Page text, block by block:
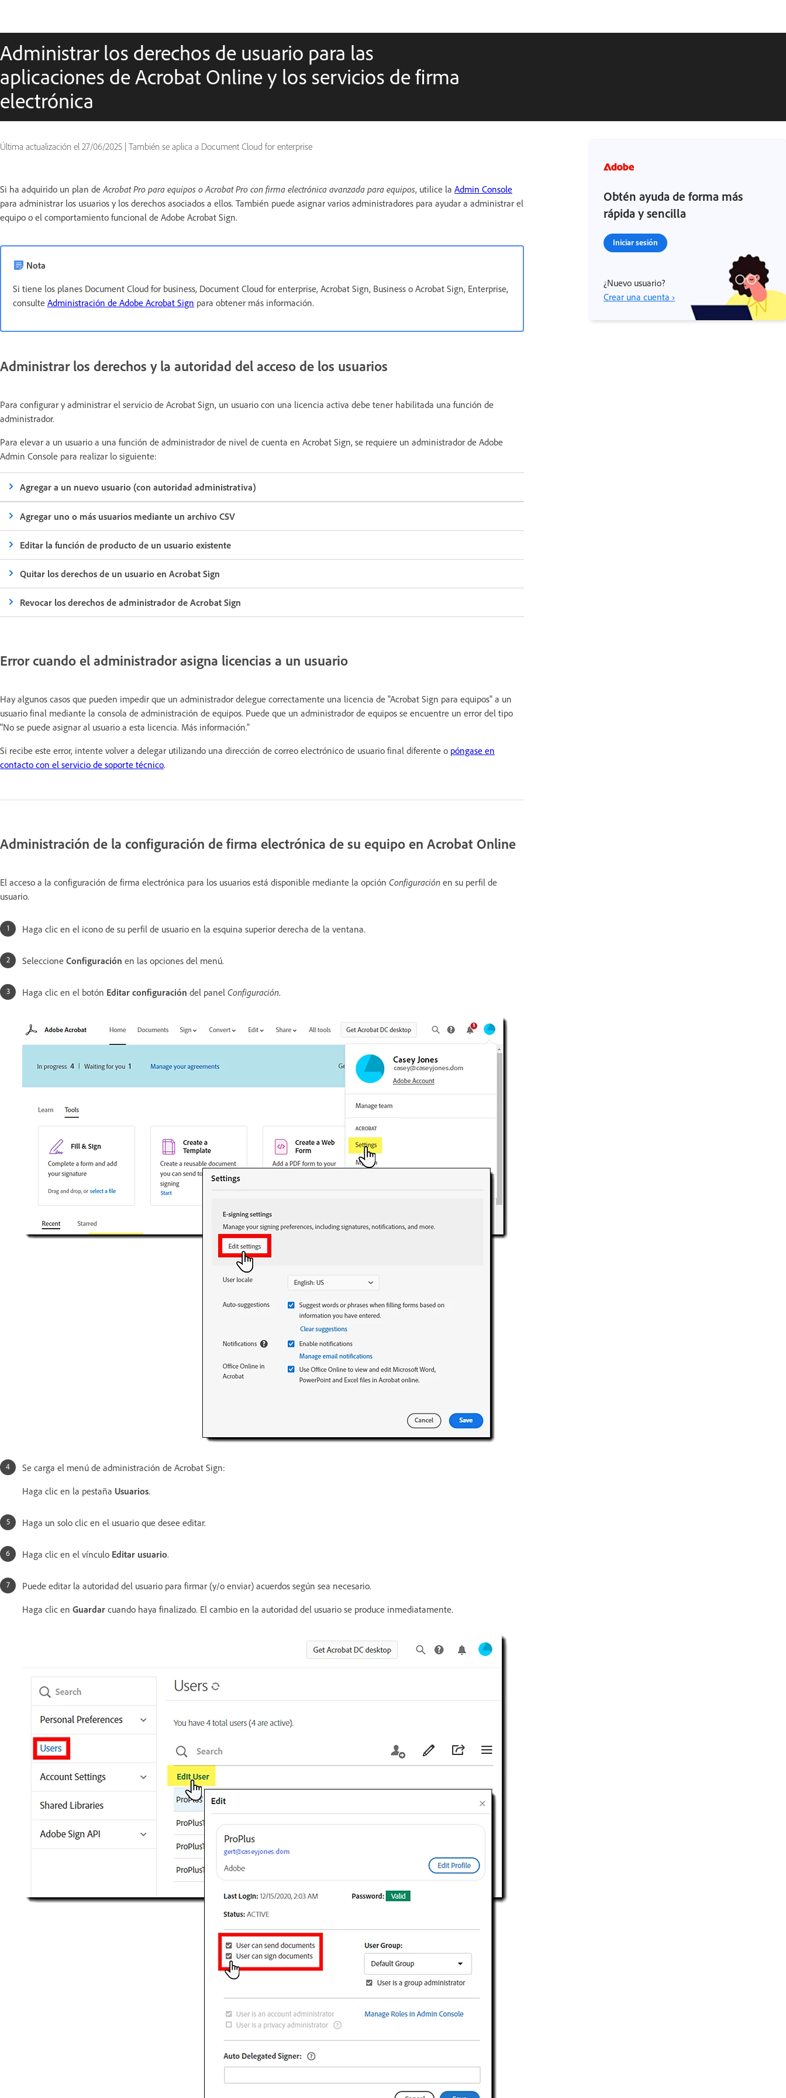
Administrar los derechos de usuario para las
aplicaciones de Acrobat Online y los servicios de firma
electrónica
Última actualización el 27/06/2025 | También se aplica a Document Cloud for enterprise
Si ha adquirido un plan deAcrobat Pro para equipos o Acrobat Pro con firma electrónica avanzada para equipos, utilice la Admin Console
para administrar los usuarios y los derechos asociados a ellos. También puede asignar varios administradores para ayudar a administrar el
equipo o el comportamiento funcional de Adobe Acrobat Sign.
Nota
Si tiene los planes Document Cloud for business, Document Cloud for enterprise, Acrobat Sign, Business o Acrobat Sign, Enterprise,
consulte Administración de Adobe Acrobat Sign para obtener más información.
Administrar los derechos y la autoridad del acceso de los usuarios
Para configurar y administrar el servicio de Acrobat Sign, un usuario con una licencia activa debe tener habilitada una función de
administrador.
Para elevar a un usuario a una función de administrador de nivel de cuenta en Acrobat Sign, se requiere un administrador de Adobe
Admin Console para realizar lo siguiente:
Agregar a un nuevo usuario (con autoridad administrativa)
Agregar uno o más usuarios mediante un archivo CSV
Editar la función de producto de un usuario existente
Quitar los derechos de un usuario en Acrobat Sign
Revocar los derechos de administrador de Acrobat Sign
Error cuando el administrador asigna licencias a un usuario
Hay algunos casos que pueden impedir que un administrador delegue correctamente una licencia de "Acrobat Sign para equipos" a un
usuario final mediante la consola de administración de equipos. Puede que un administrador de equipos se encuentre un error del tipo
"No se puede asignar al usuario a esta licencia. Más información."
Si recibe este error, intente volver a delegar utilizando una dirección de correo electrónico de usuario final diferente o póngase en
contacto con el servicio de soporte técnico.
Administración de la configuración de firma electrónica de su equipo en Acrobat Online
El acceso a la configuración de firma electrónica para los usuarios está disponible mediante la opción Configuración en su perfil de
usuario.
Haga clic en el icono de su perfil de usuario en la esquina superior derecha de la ventana.
Seleccione Configuración en las opciones del menú.
Haga clic en el botón Editar configuración del panel Configuración.
Se carga el menú de administración de Acrobat Sign:
Haga clic en la pestaña Usuarios.
Haga un solo clic en el usuario que desee editar.
Haga clic en el vínculo Editar usuario.
Puede editar la autoridad del usuario para firmar (y/o enviar) acuerdos según sea necesario.
Haga clic en Guardar cuando haya finalizado. El cambio en la autoridad del usuario se produce inmediatamente.
Obtén ayuda de forma más
rápida y sencilla
Iniciar sesión
¿Nuevo usuario?
Crear una cuenta ›